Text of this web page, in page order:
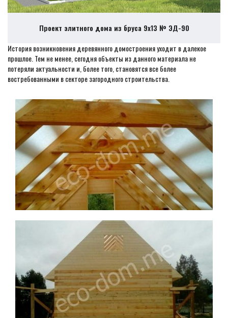
Проект элитного дома из бруса 9х13 № ЭД-90
История возникновения деревянного домостроения уходит в далекое
прошлое. Тем не менее, сегодня объекты из данного материала не
потеряли актуальности и, более того, становятся все более
востребованными в секторе загородного строительства.